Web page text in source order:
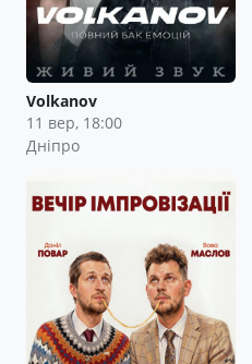
Volkanov
11 вер, 18:00
Дніпро